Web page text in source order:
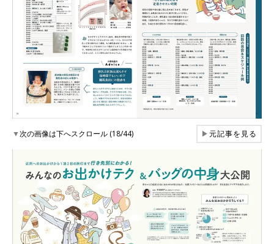
▼次の画像は下へスクロール (18/44) ▶元記事を見る